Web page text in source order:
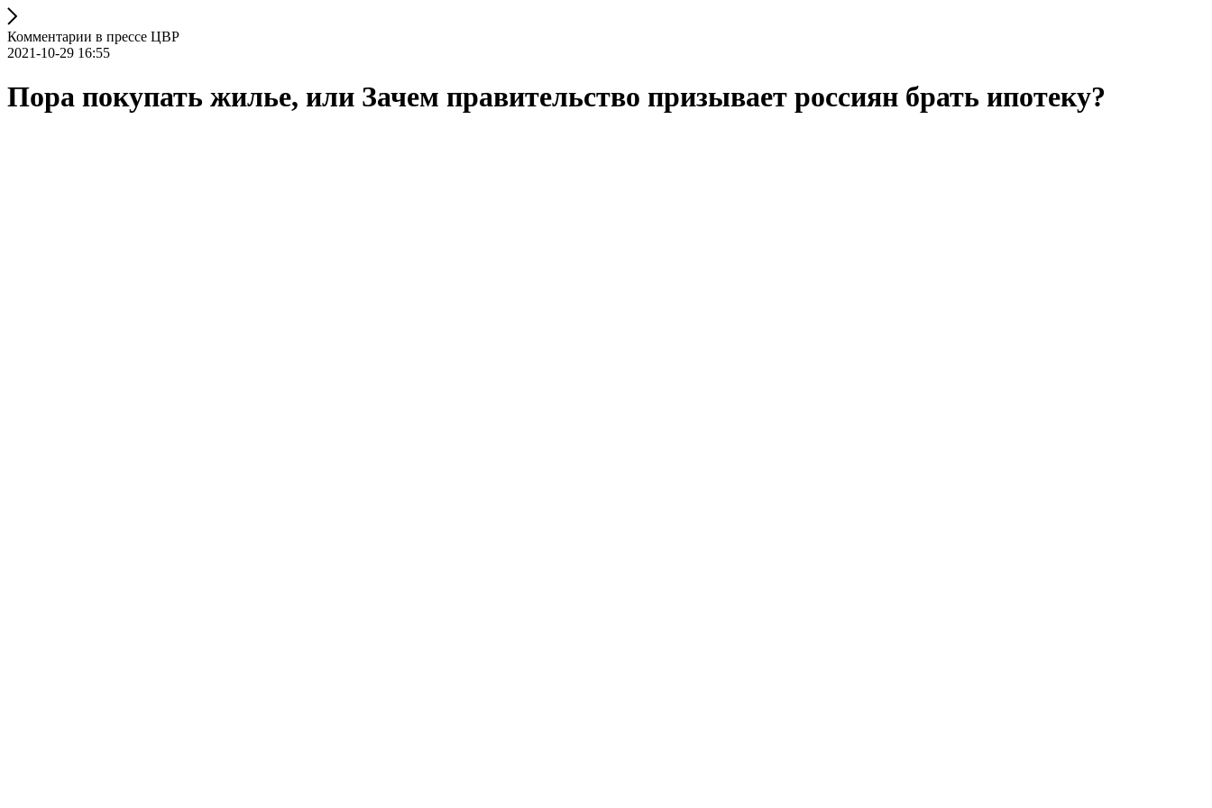
Комментарии в прессе ЦВР
2021-10-29 16:55
Пора покупать жилье, или Зачем правительство призывает россиян брать ипотеку?